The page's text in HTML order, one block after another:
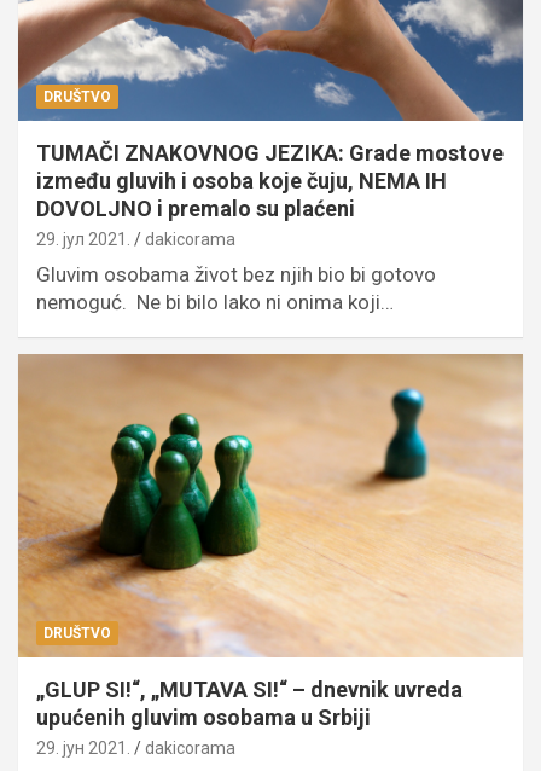
DRUŠTVO
TUMAČI ZNAKOVNOG JEZIKA: Grade mostove
između gluvih i osoba koje čuju, NEMA IH
DOVOLJNO i premalo su plaćeni
29. јул 2021. dakicorama
Gluvim osobama život bez njih bio bi gotovo
nemoguć. Ne bi bilo lako ni onima koji…
DRUŠTVO
„GLUP SI!“, „MUTAVA SI!“ – dnevnik uvreda
upućenih gluvim osobama u Srbiji
29. јун 2021. dakicorama